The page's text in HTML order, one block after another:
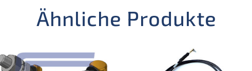
Ähnliche Produkte